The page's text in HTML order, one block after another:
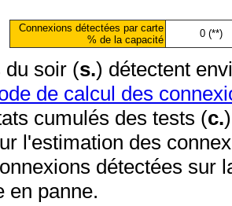
Connexions détectées par carte
% de la capacité
0 (**)
du soir (s.) détectent
de calcul des
cumulés des tests (c.
l'estimation des
détectées sur
en panne.